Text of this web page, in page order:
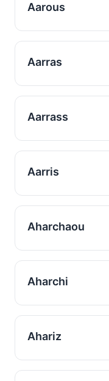
Aarous
Aarras
Aarrass
Aarris
Aharchaou
Aharchi
Ahariz